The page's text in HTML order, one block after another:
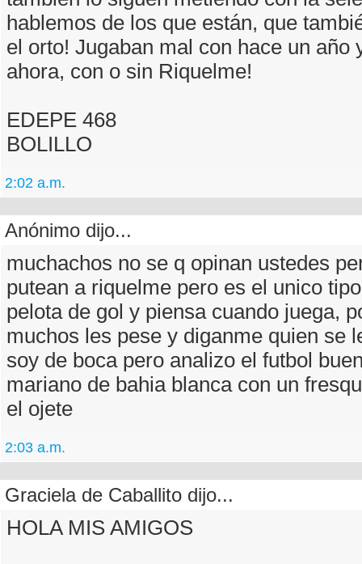
hablemos de los que están, que
el orto! Jugaban mal con hace un año
ahora, con o sin Riquelme!
EDEPE 468
BOLILLO
2:02 a.m.
Anónimo dijo...
muchachos no se q opinan ustedes
putean a riquelme pero es el unico
pelota de gol y piensa cuando juega,
muchos les pese y diganme quien se
soy de boca pero analizo el futbol
mariano de bahia blanca con un
el ojete
2:03 a.m.
Graciela de Caballito dijo...
HOLA MIS AMIGOS